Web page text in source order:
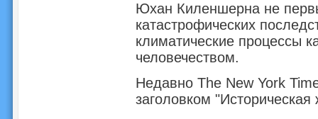
Юхан Киленшерна не
катастрофических
климатические процессы
человечеством.
Недавно The New York
заголовком